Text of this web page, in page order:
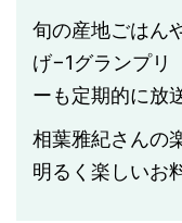
旬の産地ごはん
げ−1グランプリ
ーも定期的に放
相葉雅紀さんの
明るく楽しいお